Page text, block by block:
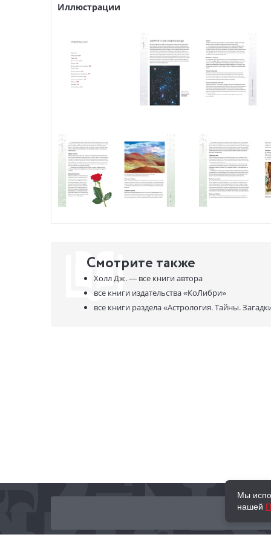
Иллюстрации
Смотрите также
Холл Дж. — все книги автора
все книги издательства«КоЛибри»
все книги раздела«Астрология. Тайны.
Мы
нашей